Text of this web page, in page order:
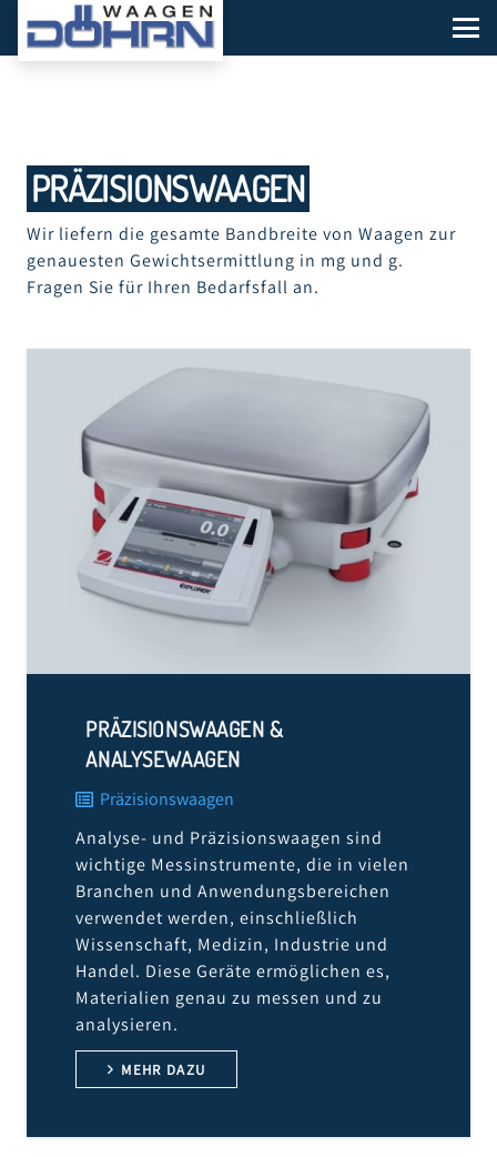
PRÄZISIONSWAAGEN
Wir liefern die gesamte Bandbreite von Waagen zur
genauesten Gewichtsermittlung in mg und g.
Fragen Sie für Ihren Bedarfsfall an.
PRÄZISIONSWAAGEN &
ANALYSEWAAGEN
Präzisionswaagen
Analyse- und Präzisionswaagen sind
wichtige Messinstrumente, die in vielen
Branchen und Anwendungsbereichen
verwendet werden, einschließlich
Wissenschaft, Medizin, Industrie und
Handel. Diese Geräte ermöglichen es,
Materialien genau zu messen und zu
analysieren.
MEHR DAZU